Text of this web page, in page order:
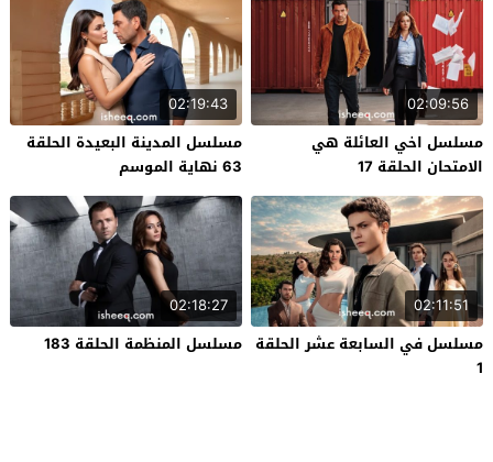
02:09:56
مسلسل اخي العائلة هي
الامتحان الحلقة 17
02:19:43
مسلسل المدينة البعيدة الحلقة
63 نهاية الموسم
02:11:51
مسلسل في السابعة عشر الحلقة
1
02:18:27
مسلسل المنظمة الحلقة 183